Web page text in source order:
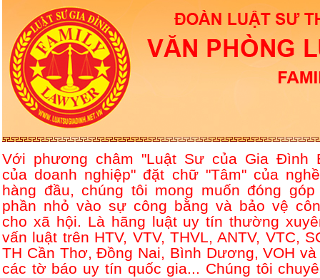
Với phương châm "Luật Sư của Gia Đình
của doanh nghiệp" đặt chữ "Tâm" của
hàng đầu, chúng tôi mong muốn đóng góp
phần nhỏ vào sự công bằng và bảo vệ
cho xã hội. Là hãng luật uy tín thường
vấn luật trên HTV, VTV, THVL, ANTV, VTC,
TH Cần Thơ, Đồng Nai, Bình Dương, VOH và
các tờ báo uy tín quốc gia... Chúng tôi